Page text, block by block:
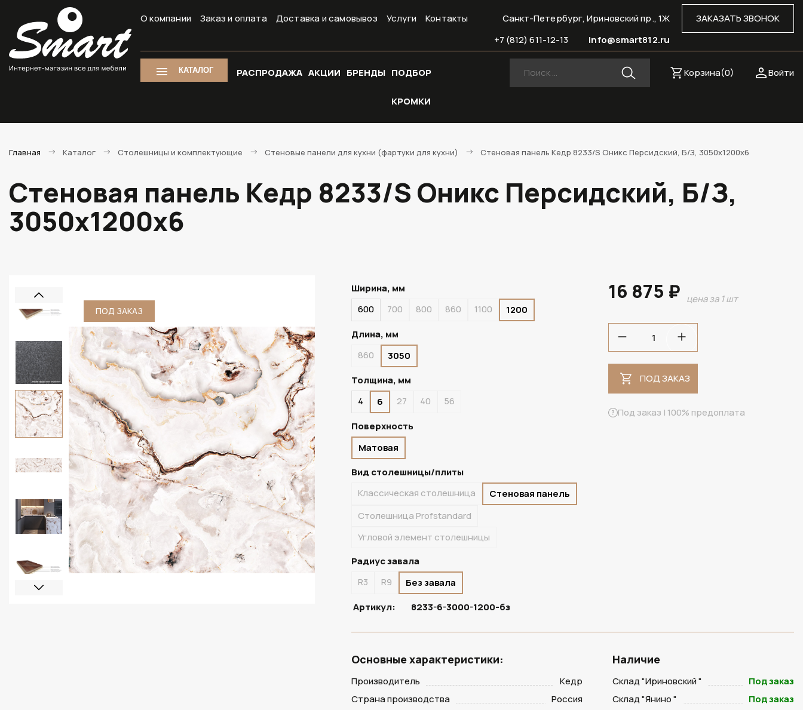
О компании Заказ и оплата Доставка и самовывоз Услуги Контакты ЗАКАЗАТЬ ЗВОНОК
Санкт-Петербург, Ириновский пр., 1Ж
info@smart812.ru
+7 (812) 611-12-13
КАТАЛОГ РАСПРОДАЖА АКЦИИ БРЕНДЫ ПОДБОР
КРОМКИ
Войти
Корзина(0)
Главная Каталог Столешницы и комплектующие Стеновые панели для кухни (фартуки для кухни) Стеновая панель Кедр 8233/S Оникс Персидский, Б/З, 3050х1200х6
Стеновая панель Кедр 8233/S Оникс Персидский, Б/З,
3050х1200х6
ПОД ЗАКАЗ ПОД ЗАКАЗ
Ширина, мм
600
700 800 860 1100
1200
Длина, мм
860
3050
Толщина, мм
4
6 27 40
56
Поверхность
Матовая
Вид столешницы/плиты
Классическая столешница
Стеновая панель
Столешница Profstandard
Угловой элемент столешницы
Радиус завала
R3
R9
Без завала
Артикул:
8233-6-3000-1200-бз
16 875 ₽ цена за 1 шт
ПОД ЗАКАЗ
Под заказ | 100% предоплата
Основные характеристики:
Производитель
Кедр
Страна производства
Россия
Наличие
Склад "Ириновский "
Под заказ
Склад "Янино "
Под заказ